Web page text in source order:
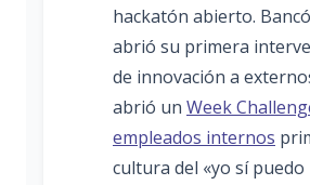
hackatón abierto.
abrió su primera
de innovación a
abrió un Week
empleados internos
cultura del «yo sí puedo